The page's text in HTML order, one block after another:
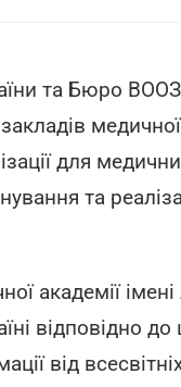
та Бюро
для
та
академії
відповідно до
від